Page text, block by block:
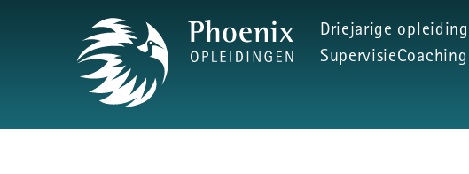
Driejarige opleiding
SupervisieCoaching